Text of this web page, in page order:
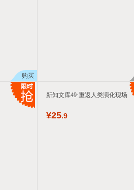
购买
新知文库49·重返人类演化现场
¥25.9